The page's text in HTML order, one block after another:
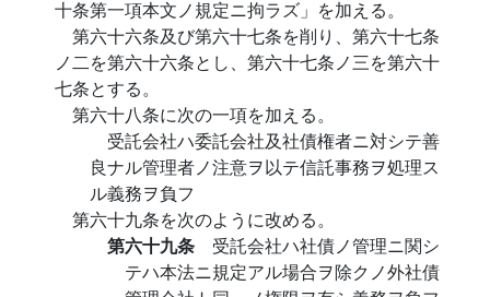
十条第一項本文ノ規定ニ拘ラズ」を加える。
第六十六条及び第六十七条を削り、第六十七条
ノ二を第六十六条とし、第六十七条ノ三を第六十
七条とする。
第六十八条に次の一項を加える。
受託会社ハ委託会社及社債権者ニ対シテ善
良ナル管理者ノ注意ヲ以テ信託事務ヲ処理ス
ル義務ヲ負フ
第六十九条を次のように改める。
第六十九条 受託会社ハ社債ノ管理ニ関シ
テハ本法ニ規定アル場合ヲ除クノ外社債